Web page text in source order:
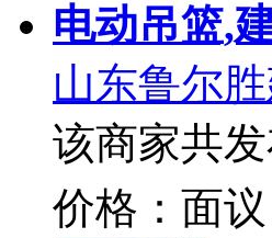
电动吊篮,
山东鲁尔
该商家共
价格：面议